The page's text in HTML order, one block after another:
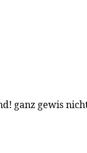
ganz gewis